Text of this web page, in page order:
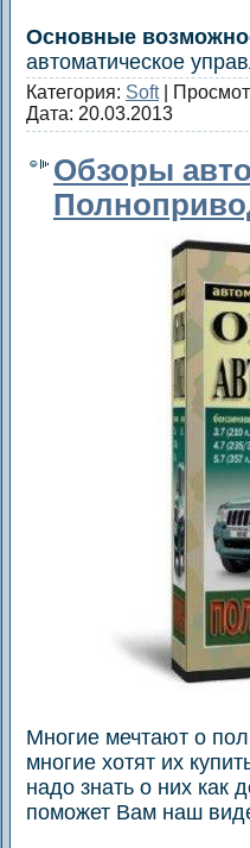
Основные
автоматическое
Категория: Soft|
Дата: 20.03.2013
Обзоры
Многиe мечтают о
многие хотят их
надо знать о них как
поможет Вам нaш